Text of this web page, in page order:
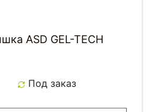
TECH
Под заказ